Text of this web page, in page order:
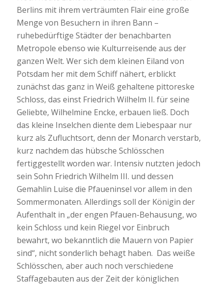
Berlins mit ihrem verträumten Flair eine große
Menge von Besuchern in ihren Bann –
ruhebedürftige Städter der benachbarten
Metropole ebenso wie Kulturreisende aus der
ganzen Welt. Wer sich dem kleinen Eiland von
Potsdam her mit dem Schiff nähert, erblickt
zunächst das ganz in Weiß gehaltene pittoreske
Schloss, das einst Friedrich Wilhelm II. für seine
Geliebte, Wilhelmine Encke, erbauen ließ. Doch
das kleine Inselchen diente dem Liebespaar nur
kurz als Zufluchtsort, denn der Monarch verstarb,
kurz nachdem das hübsche Schlösschen
fertiggestellt worden war. Intensiv nutzten jedoch
sein Sohn Friedrich Wilhelm III. und dessen
Gemahlin Luise die Pfaueninsel vor allem in den
Sommermonaten. Allerdings soll der Königin der
Aufenthalt in „der engen Pfauen-Behausung, wo
kein Schloss und kein Riegel vor Einbruch
bewahrt, wo bekanntlich die Mauern von Papier
sind“, nicht sonderlich behagt haben. Das weiße
Schlösschen, aber auch noch verschiedene
Staffagebauten aus der Zeit der königlichen